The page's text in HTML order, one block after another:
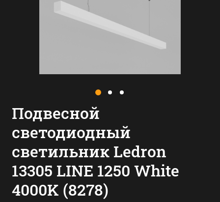
Подвесной
светодиодный
светильник Ledron
13305 LINE 1250 White
4000K (8278)